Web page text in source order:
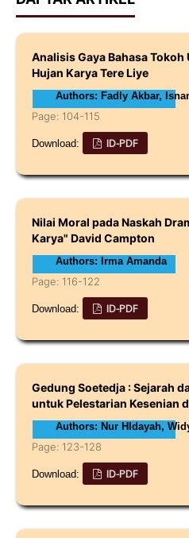
Analisis Gaya Bahasa Tokoh
Hujan Karya Tere Liye
Authors: Fadly Akbar,
Page: 104-115
Download: ID-PDF
Nilai Moral pada Naskah
Karya" David Campton
Authors: Irma Amanda
Page: 116-122
Download: ID-PDF
Gedung Soetedja : Sejarah
untuk Pelestarian Kesenian
Authors: Nur HIdayah,
Page: 123-128
Download: ID-PDF